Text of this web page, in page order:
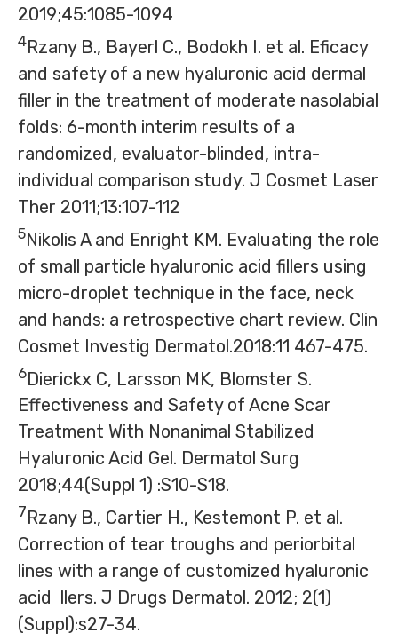
2019;45:1085-1094
4Rzany B., Bayerl C., Bodokh I. et al. Eficacy
and safety of a new hyaluronic acid dermal
filler in the treatment of moderate nasolabial
folds: 6-month interim results of a
randomized, evaluator-blinded, intra-
individual comparison study. J Cosmet Laser
Ther 2011;13:107-112
5Nikolis A and Enright KM. Evaluating the role
of small particle hyaluronic acid fillers using
micro-droplet technique in the face, neck
and hands: a retrospective chart review. Clin
Cosmet Investig Dermatol.2018:11 467-475.
6Dierickx C, Larsson MK, Blomster S.
Effectiveness and Safety of Acne Scar
Treatment With Nonanimal Stabilized
Hyaluronic Acid Gel. Dermatol Surg
2018;44(Suppl 1) :S10-S18.
7Rzany B., Cartier H., Kestemont P. et al.
Correction of tear troughs and periorbital
lines with a range of customized hyaluronic
acid llers. J Drugs Dermatol. 2012; 2(1)
(Suppl):s27-34.